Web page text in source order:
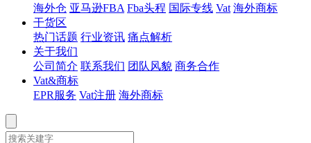
海外仓 亚马逊FBA Fba头程 国际专线 Vat 海外商标
干货区
热门话题 行业资讯 痛点解析
关于我们
公司简介 联系我们 团队风貌 商务合作
Vat&商标
EPR服务 Vat注册 海外商标